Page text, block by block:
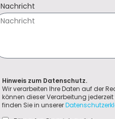
Nachricht
Hinweis zum Datenschutz.
Wir verarbeiten Ihre Daten auf der
können dieser Verarbeitung
finden Sie in unserer